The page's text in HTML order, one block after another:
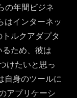
の年間ビジネ
はインターネッ
トルクアダプタ
ため、彼は
けたいと思っ
自身のツールに
アプリケーシ